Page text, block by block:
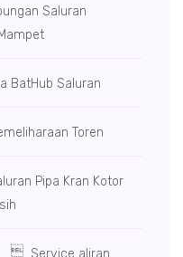
Saluran
BatHub Saluran
Toren
Pipa Kran Kotor
